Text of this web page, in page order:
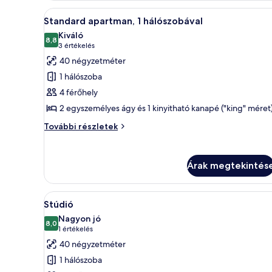
A
következő
szoba
összes
képének
megtekintése:
Standard
apartman,
1
Egy modern szállodai szoba,
4
Standard apartman, 1 hálószobával
8,810-ből 8,8
Kiváló
3 értékelés
(3
értékelés)
40 négyzetméter
1 hálószoba
4 férőhely
2 egyszemélyes ágy és 1 kinyitható kanapé ("king"
További részletek
Standard
részletei
Árak
A
következő
szoba
összes
képének
megtekintése:
Egy modern hálószoba,
4
Stúdió
8,010-ből 8,0
Nagyon jó
1 értékelés
(1
értékelés)
40 négyzetméter
1 hálószoba